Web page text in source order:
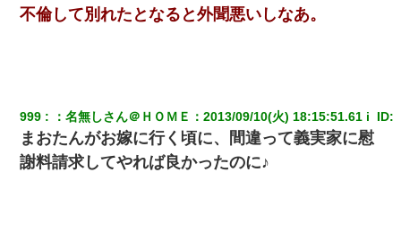
不倫して別れたとなると外聞悪いしなあ。
999 ：名無しさん＠ＨＯＭＥ ：2013/09/10(火) 18:15:51.61 i ID:
まおたんがお嫁に行く頃に、間違って義実家に慰
謝料請求してやれば良かったのに♪